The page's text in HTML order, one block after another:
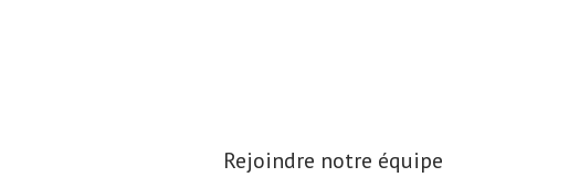
Rejoindre notre équipe